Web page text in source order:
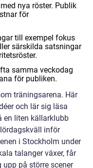
nya röster. Publik
för
till exempel fokus
särskilda satsningar
samma veckodag
för publiken.
träningsarena. Här
och lär sig läsa
en liten källarklubb
inför
i Stockholm under
talanger växer, får
på större scener